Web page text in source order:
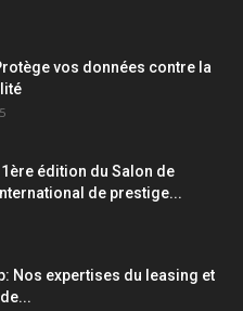
vos données contre la
édition du Salon de
de prestige...
Nos expertises du leasing et